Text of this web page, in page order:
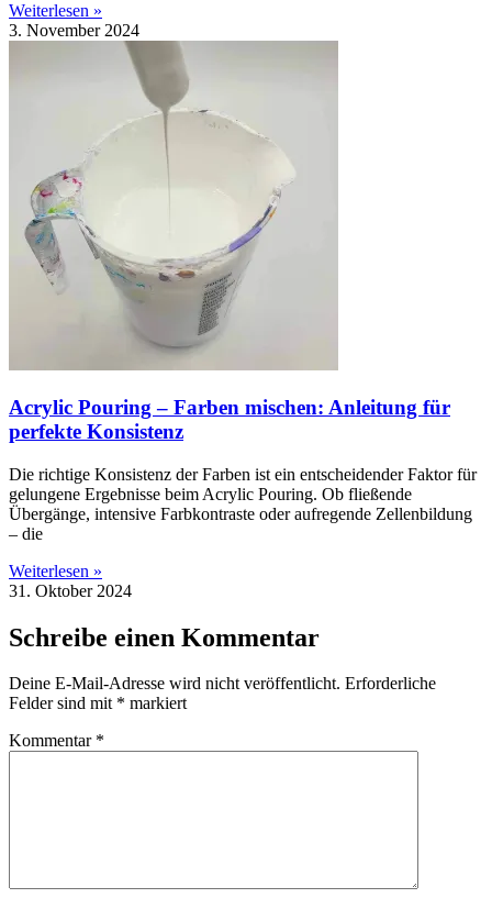
Weiterlesen »
3. November 2024
Acrylic Pouring – Farben mischen: Anleitung für
perfekte Konsistenz
Die richtige Konsistenz der Farben ist ein entscheidender Faktor für
gelungene Ergebnisse beim Acrylic Pouring. Ob fließende
Übergänge, intensive Farbkontraste oder aufregende Zellenbildung
– die
Weiterlesen »
31. Oktober 2024
Schreibe einen Kommentar
Deine E-Mail-Adresse wird nicht veröffentlicht. Erforderliche
Felder sind mit * markiert
Kommentar *